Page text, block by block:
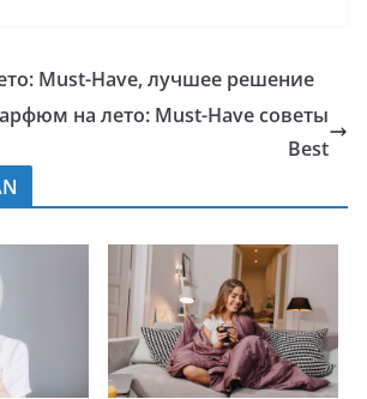
Must-Have, лучшее решение
на лето: Must-Have советы
Best